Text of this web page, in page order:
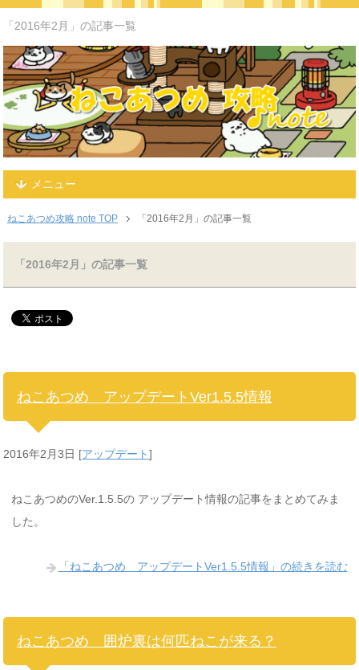
「2016年2月」の記事一覧
メニュー
ねこあつめ攻略 note TOP 「2016年2月」の記事一覧
「2016年2月」の記事一覧
ねこあつめ アップデートVer1.5.5情報
2016年2月3日 [アップデート]
ねこあつめのVer.1.5.5の アップデート情報の記事をまとめてみま
した。
「ねこあつめ アップデートVer1.5.5情報」の続きを読む
ねこあつめ 囲炉裏は何匹ねこが来る？